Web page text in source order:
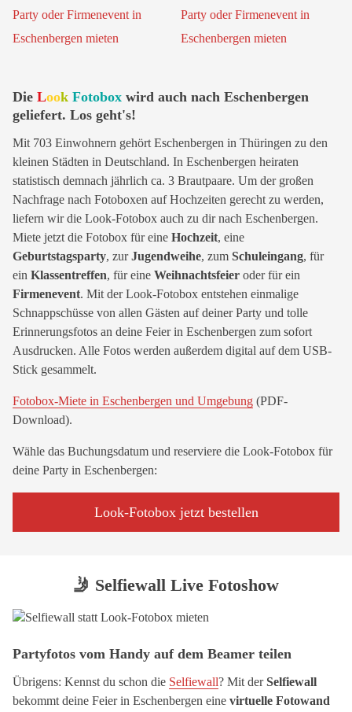
Die Look Fotobox wird auch nach Eschenbergen
geliefert. Los geht's!
Mit 703 Einwohnern gehört Eschenbergen in Thüringen zu den
kleinen Städten in Deutschland. In Eschenbergen heiraten
statistisch demnach jährlich ca. 3 Brautpaare. Um der großen
Nachfrage nach Fotoboxen auf Hochzeiten gerecht zu werden,
liefern wir die Look-Fotobox auch zu dir nach Eschenbergen.
Miete jetzt die Fotobox für eine Hochzeit, eine
Geburtstagsparty, zurJugendweihe, zum Schuleingang, für
ein Klassentreffen, für eine Weihnachtsfeier oder für ein
Firmenevent. Mit der Look-Fotobox entstehen einmalige
Schnappschüsse von allen Gästen auf deiner Party und tolle
Erinnerungsfotos an deine Feier in Eschenbergen zum sofort
Ausdrucken. Alle Fotos werden außerdem digital auf dem USB-
Stick gesammelt.
Fotobox-Miete in Eschenbergen und Umgebung (PDF-
Download).
Wähle das Buchungsdatum und reserviere die Look-Fotobox für
deine Party in Eschenbergen:
Look-Fotobox jetzt bestellen
🤳 Selfiewall Live Fotoshow
Partyfotos vom Handy auf dem Beamer teilen
Übrigens: Kennst du schon die Selfiewall? Mit derSelfiewall
bekommt deine Feier in Eschenbergen eine virtuelle Fotowand